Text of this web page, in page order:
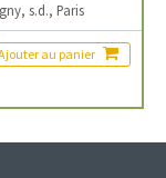
s.d., Paris
au panier